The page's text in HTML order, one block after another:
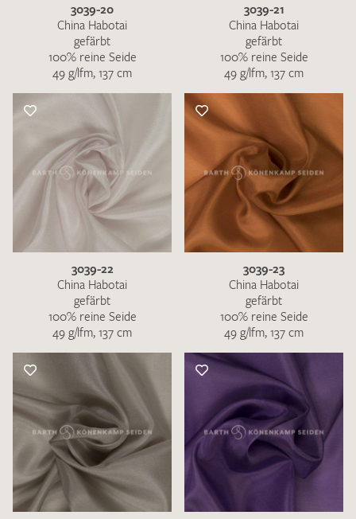
3039-20
China Habotai
gefärbt
100% reine Seide
49 g/lfm, 137 cm
3039-21
China Habotai
gefärbt
100% reine Seide
49 g/lfm, 137 cm
3039-22
China Habotai
gefärbt
100% reine Seide
49 g/lfm, 137 cm
3039-23
China Habotai
gefärbt
100% reine Seide
49 g/lfm, 137 cm